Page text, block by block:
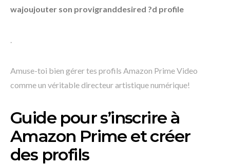
wajoujouter son provigranddesired ?d profile
Amuse-toi bien gérer tes profils Amazon Prime Video
comme un véritable directeur artistique numérique!
Guide pour s’inscrire à
Amazon Prime et créer
des profils